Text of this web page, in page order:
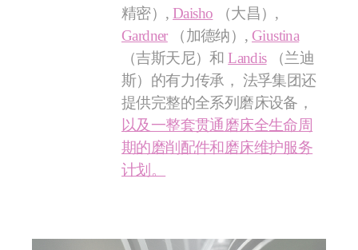
精密）, Daisho （大昌）,
Gardner（加德纳）,Giustina
（吉斯天尼）和Landis（兰迪
斯）的有力传承， 法孚集团还
提供完整的全系列磨床设备，
以及一整套贯通磨床全生命周
期的磨削配件和磨床维护服务
计划。